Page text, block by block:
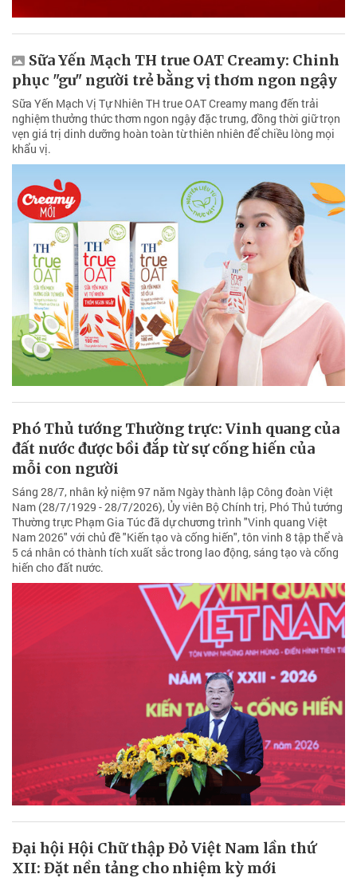
Sữa Yến Mạch TH true OAT Creamy: Chinh
phục "gu" người trẻ bằng vị thơm ngon ngậy
Sữa Yến Mạch Vị Tự Nhiên TH true OAT Creamy mang đến trải
nghiệm thưởng thức thơm ngon ngậy đặc trưng, đồng thời giữ trọn
vẹn giá trị dinh dưỡng hoàn toàn từ thiên nhiên để chiều lòng mọi
khẩu vị.
Phó Thủ tướng Thường trực: Vinh quang của
đất nước được bồi đắp từ sự cống hiến của
mỗi con người
Sáng 28/7, nhân kỷ niệm 97 năm Ngày thành lập Công đoàn Việt
Nam (28/7/1929 - 28/7/2026), Ủy viên Bộ Chính trị, Phó Thủ tướng
Thường trực Phạm Gia Túc đã dự chương trình "Vinh quang Việt
Nam 2026" với chủ đề "Kiến tạo và cống hiến", tôn vinh 8 tập thể và
5 cá nhân có thành tích xuất sắc trong lao động, sáng tạo và cống
hiến cho đất nước.
Đại hội Hội Chữ thập Đỏ Việt Nam lần thứ
XII: Đặt nền tảng cho nhiệm kỳ mới